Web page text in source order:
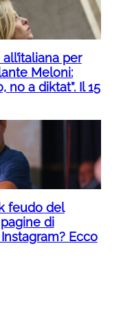
per
Meloni:
no a diktat”. Il 15
feudo del
di
Ecco